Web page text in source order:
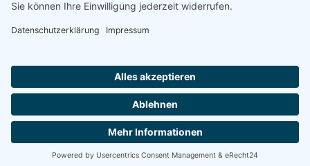
Informationen für Anbieter Nutzungsbedingungen
Datenschutz